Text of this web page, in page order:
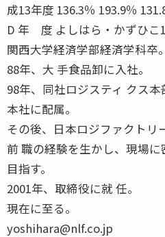
成13年度 136.3％ 193.9％
D 年 度 よしはら・かずひこ
関西大学経済学部経済学科卒。
88年、大 手食品卸に入社。
98年、同社ロジスティ クス
本社に配属。
その後、日本ロジファクトリ
前 職の経験を生かし、現場
目指す。
2001年、取締役に就 任。
現在に至る。
yoshihara@nlf.co.jp